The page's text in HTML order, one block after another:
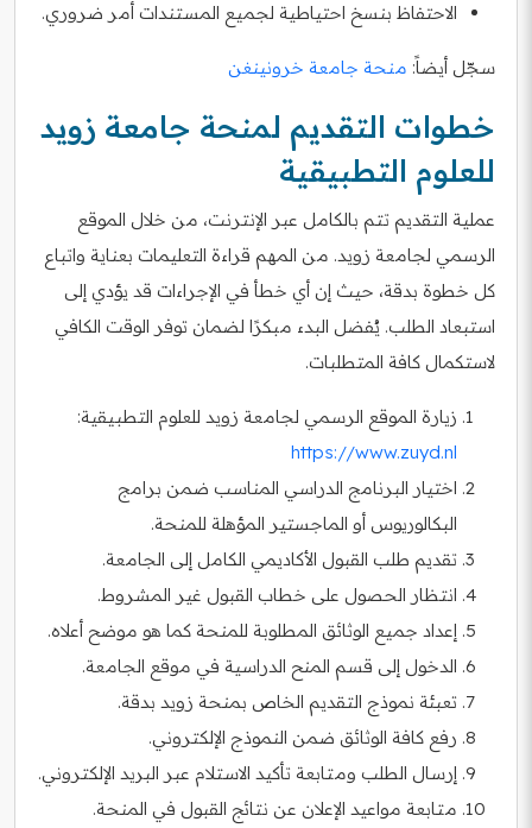
الاحتفاظ بنسخ احتياطية لجميع المستندات أمر ضروري.
سجّل أيضاً: منحة جامعة خرونينغن
خطوات التقديم لمنحة جامعة زويد
للعلوم التطبيقية
عملية التقديم تتم بالكامل عبر الإنترنت، من خلال الموقع
الرسمي لجامعة زويد. من المهم قراءة التعليمات بعناية واتباع
كل خطوة بدقة، حيث إن أي خطأ في الإجراءات قد يؤدي إلى
استبعاد الطلب. يُفضل البدء مبكرًا لضمان توفر الوقت الكافي
لاستكمال كافة المتطلبات.
زيارة الموقع الرسمي لجامعة زويد للعلوم التطبيقية:
https://www.zuyd.nl
اختيار البرنامج الدراسي المناسب ضمن برامج
البكالوريوس أو الماجستير المؤهلة للمنحة.
تقديم طلب القبول الأكاديمي الكامل إلى الجامعة.
انتظار الحصول على خطاب القبول غير المشروط.
إعداد جميع الوثائق المطلوبة للمنحة كما هو موضح أعلاه.
الدخول إلى قسم المنح الدراسية في موقع الجامعة.
تعبئة نموذج التقديم الخاص بمنحة زويد بدقة.
رفع كافة الوثائق ضمن النموذج الإلكتروني.
إرسال الطلب ومتابعة تأكيد الاستلام عبر البريد الإلكتروني.
متابعة مواعيد الإعلان عن نتائج القبول في المنحة.